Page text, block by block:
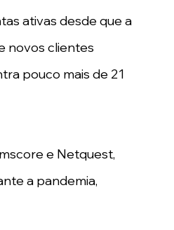
ativas desde que a
novos clientes
pouco mais de 21
e Netquest,
a pandemia,